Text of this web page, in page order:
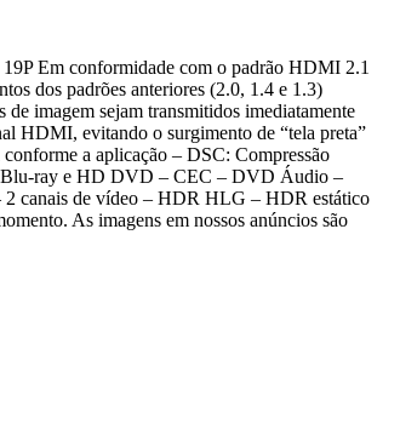
Em conformidade com o padrão HDMI 2.1
dos padrões anteriores (2.0, 1.4 e 1.3)
imagem sejam transmitidos imediatamente
HDMI, evitando o surgimento de “tela preta”
a aplicação – DSC: Compressão
Blu-ray e HD DVD – CEC – DVD Áudio –
canais de vídeo – HDR HLG – HDR estático
As imagens em nossos anúncios são